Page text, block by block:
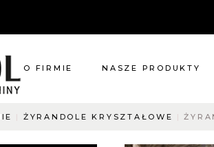
O FIRMIE NASZE PRODUKTY
ŻYRANDOLE KRYSZTAŁOWE